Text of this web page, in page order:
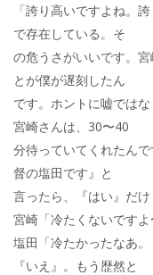
「誇り高いですよね。
で存在している。そ
の危うさがいいです。
とが僕が遅刻したん
です。ホントに嘘では
宮崎さんは、30〜40
分待っていてくれたん
督の塩田です』と
言ったら、『はい』だ
宮崎「冷たくないですよ
塩田「冷たかったなあ
『いえ』。もう歴然と